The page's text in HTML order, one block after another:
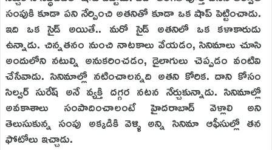
సంపుకి కూడా పని నేర్పించి అతనితో కూడా ఒక షాప్‌ పెట్టించాడు.
ఇది ఒక సైడ్‌ అయితే.. మరో సైడ్‌ అతనిలో ఒక కళాకారుడు
ఉన్నాడు. చిన్నతనం నుంచి నాటకాలు వేయడం, సినిమాలు చూసి
అందులోని నటుల్ని అనుకరించడం, డైలాగులు చెప్పడం వంటివి
చేసేవాడు. సినిమాల్లో నటించాలన్నది అతని కోరిక. దాని కోసం
సిల్వర్‌ సురేష్‌ అనే వ్యక్తి దగ్గర నటన నేర్చుకున్నాడు. సినిమాల్లో
అవకాశాలు సంపాదించాలంటే హైదరాబాద్‌ వెళ్లాలి అని
తెలుసుకున్న సంపు అక్కడికి వెళ్ళి అన్ని సినిమా ఆఫీసుల్లో తన
ఫోటోలు ఇచ్చాడు.